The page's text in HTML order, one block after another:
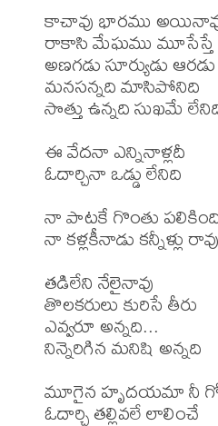
కాచావు భారము
రాకాసి మేఘము మూసేస్తే
అణగడు సూర్యుడు ఆరడు
మనసన్నది మాసిపోనిది
సొత్తు ఉన్నది సుఖమే
ఈ వేదనా ఎన్నినాళ్లదీ
ఓదార్చినా ఒడ్డు లేనిది
నా పాటకే గొంతు
నా కళ్లకీనాడు కన్నీళ్లు రావు
తడిలేని నేలైనావు
తొలకరులు కురిసే తీరు
ఎవ్వరూ అన్నది...
నిన్నెరిగిన మనిషి అన్నది
మూగైన హృదయమా నీ
ఓదార్చి తల్లివలే లాలించే